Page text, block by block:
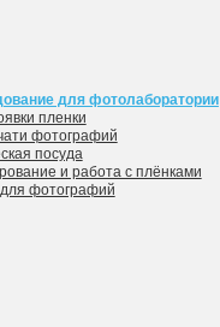
для фотолаборатории
пленки
фотографий
посуда
и работа с плёнками
для фотографий